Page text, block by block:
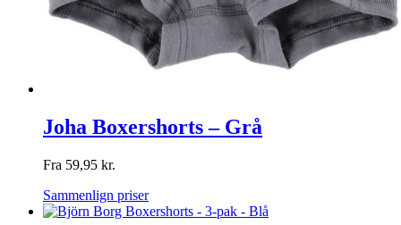
Joha Boxershorts – Grå
Fra 59,95 kr.
Sammenlign priser